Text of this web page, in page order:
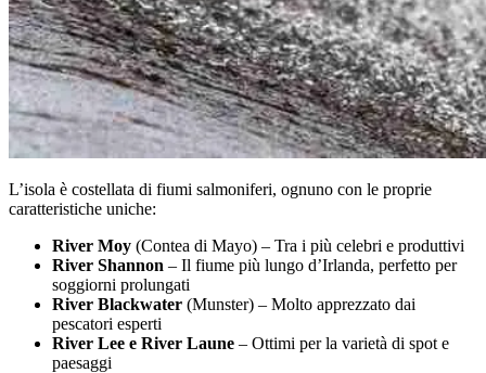
L’isola è costellata di fiumi salmoniferi, ognuno con le proprie
caratteristiche uniche:
River Moy (Contea di Mayo) – Tra i più celebri e produttivi
River Shannon – Il fiume più lungo d’Irlanda, perfetto per
soggiorni prolungati
River Blackwater (Munster) – Molto apprezzato dai
pescatori esperti
River Lee e River Laune – Ottimi per la varietà di spot e
paesaggi